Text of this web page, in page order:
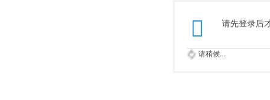
请先登录后
请稍候...